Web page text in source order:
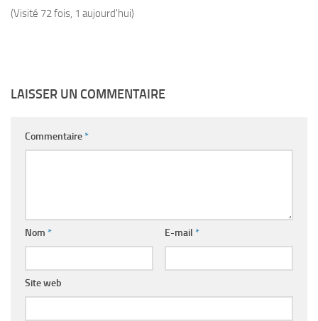
(Visité 72 fois, 1 aujourd'hui)
LAISSER UN COMMENTAIRE
Commentaire*
Nom * E-mail *
Site web